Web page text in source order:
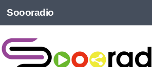
Soooradio